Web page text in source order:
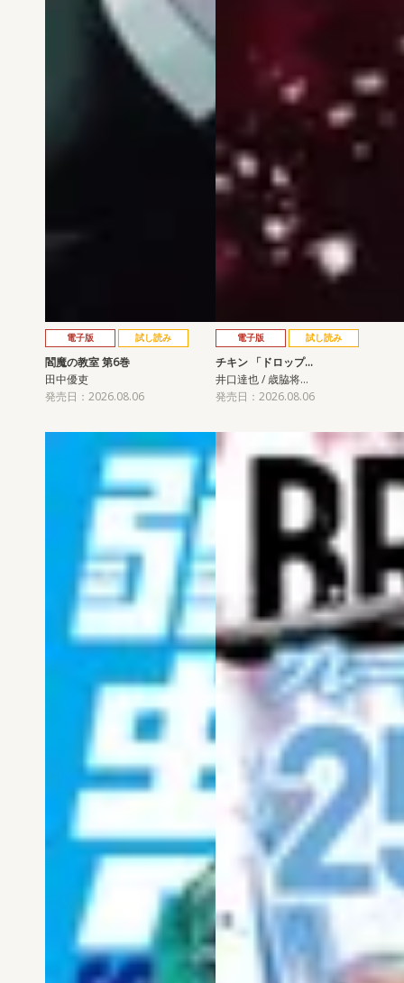
電子版 試し読み
閻魔の教室 第6巻
田中優吏
発売日：2026.08.06
電子版 試し読み
チキン 「ドロップ…
井口達也 / 歳脇将…
発売日：2026.08.06